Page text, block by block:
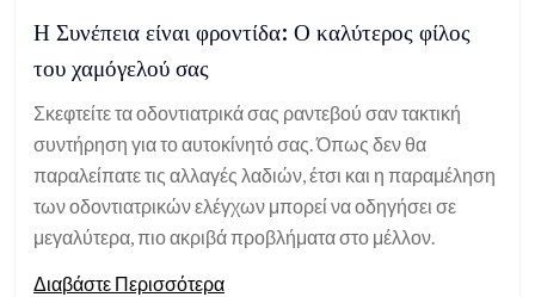
Η Συνέπεια είναι φροντίδα: Ο καλύτερος φίλος
του χαμόγελού σας
Σκεφτείτε τα οδοντιατρικά σας ραντεβού σαν τακτική
συντήρηση για το αυτοκίνητό σας. Όπως δεν θα
παραλείπατε τις αλλαγές λαδιών, έτσι και η παραμέληση
των οδοντιατρικών ελέγχων μπορεί να οδηγήσει σε
μεγαλύτερα, πιο ακριβά προβλήματα στο μέλλον.
Διαβάστε Περισσότερα